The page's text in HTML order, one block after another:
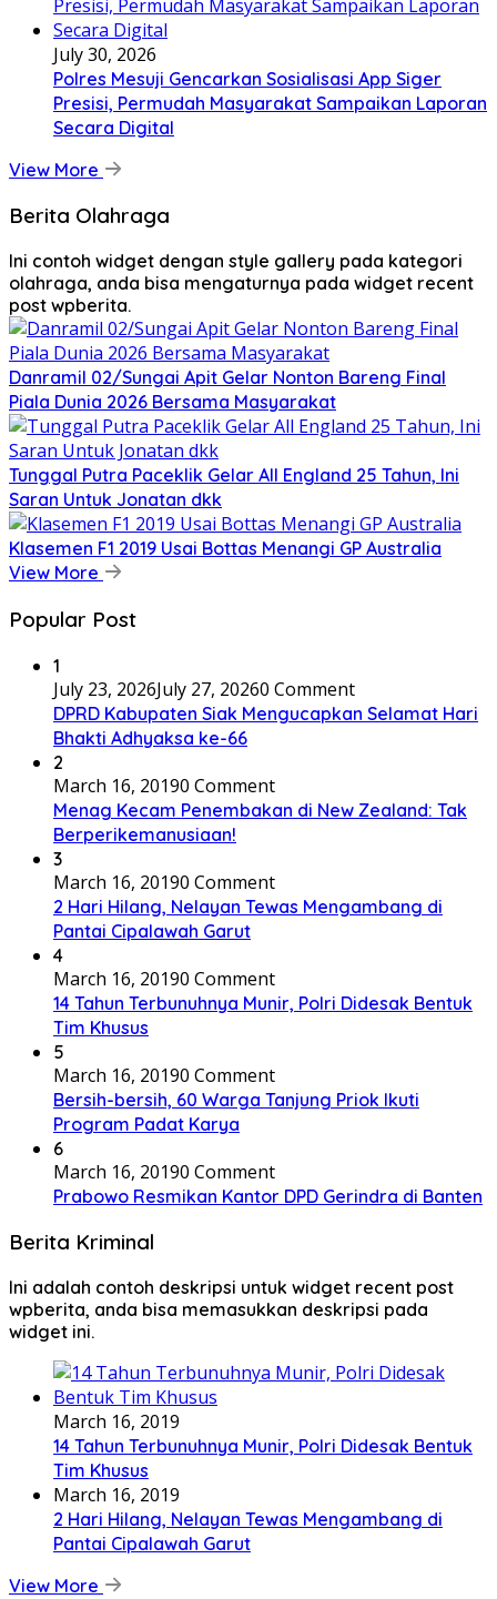
July 30, 2026
Polres Mesuji Gencarkan Sosialisasi App Siger
Presisi, Permudah Masyarakat Sampaikan Laporan
Secara Digital
View More
Berita Olahraga
Ini contoh widget dengan style gallery pada kategori
olahraga, anda bisa mengaturnya pada widget recent
post wpberita.
Danramil 02/Sungai Apit Gelar Nonton Bareng Final
Piala Dunia 2026 Bersama Masyarakat
Tunggal Putra Paceklik Gelar All England 25 Tahun, Ini
Saran Untuk Jonatan dkk
Klasemen F1 2019 Usai Bottas Menangi GP Australia
View More
Popular Post
1
July 23, 2026July 27, 20260 Comment
DPRD Kabupaten Siak Mengucapkan Selamat Hari
Bhakti Adhyaksa ke-66
2
March 16, 20190 Comment
Menag Kecam Penembakan di New Zealand: Tak
Berperikemanusiaan!
3
March 16, 20190 Comment
2 Hari Hilang, Nelayan Tewas Mengambang di
Pantai Cipalawah Garut
4
March 16, 20190 Comment
14 Tahun Terbunuhnya Munir, Polri Didesak Bentuk
Tim Khusus
5
March 16, 20190 Comment
Bersih-bersih, 60 Warga Tanjung Priok Ikuti
Program Padat Karya
6
March 16, 20190 Comment
Prabowo Resmikan Kantor DPD Gerindra di Banten
Berita Kriminal
Ini adalah contoh deskripsi untuk widget recent post
wpberita, anda bisa memasukkan deskripsi pada
widget ini.
March 16, 2019
14 Tahun Terbunuhnya Munir, Polri Didesak Bentuk
Tim Khusus
March 16, 2019
2 Hari Hilang, Nelayan Tewas Mengambang di
Pantai Cipalawah Garut
View More